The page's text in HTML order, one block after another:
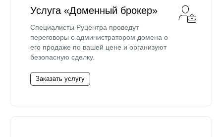
Услуга «Доменный брокер»
Специалисты Руцентра проведут
переговоры с администратором домена о
его продаже по вашей цене и организуют
безопасную сделку.
Заказать услугу